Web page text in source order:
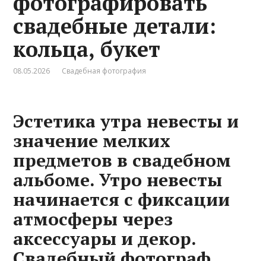
свадебные детали:
кольца, букет
08.05.2026 Свадебная фотография
Эстетика утра невесты и
значение мелких
предметов в свадебном
альбоме. Утро невесты
начинается с фиксации
атмосферы через
аксессуары и декор.